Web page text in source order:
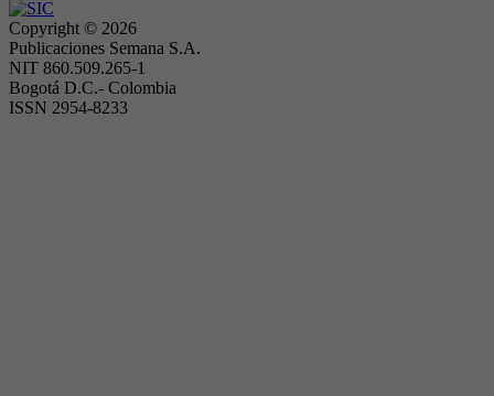
Copyright © 2026
Publicaciones Semana S.A.
NIT 860.509.265-1
Bogotá D.C.- Colombia
ISSN 2954-8233